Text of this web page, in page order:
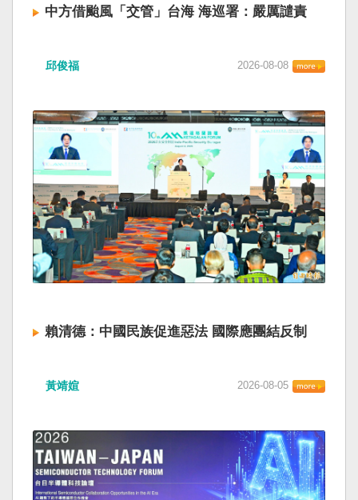
中方借颱風「交管」台海 海巡署：嚴厲譴責
邱俊福 2026-08-08
賴清德：中國民族促進惡法 國際應團結反制
黃靖媗 2026-08-05